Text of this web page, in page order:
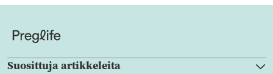
Suosittuja artikkeleita